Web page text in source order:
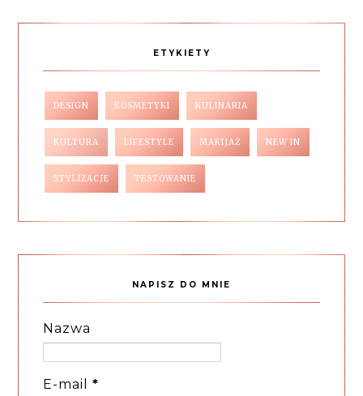
ETYKIETY
DESIGN KOSMETYKI KULINARIA
KULTURA LIFESTYLE MAKIJAŻ NEW IN
STYLIZACJE TESTOWANIE
NAPISZ DO MNIE
Nazwa
E-mail*